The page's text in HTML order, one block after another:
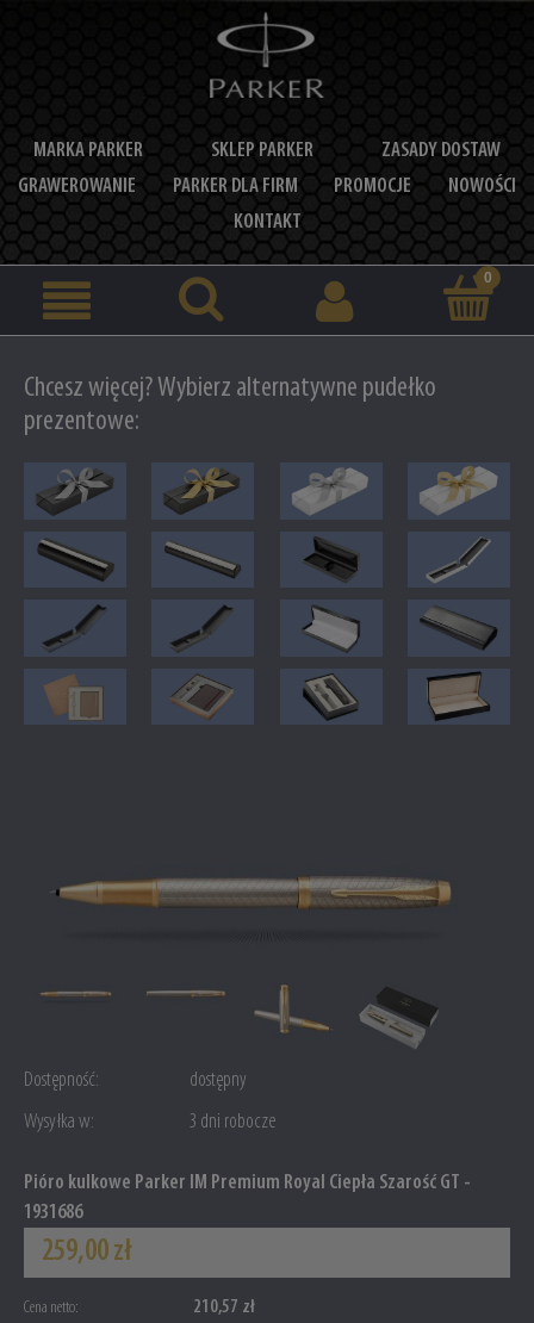
MARKA PARKER SKLEP PARKER
ZASADY DOSTAW
GRAWEROWANIE
PARKER DLA FIRM PROMOCJE
NOWOŚCI
KONTAKT
Chcesz więcej? Wybierz alternatywne pudełko
prezentowe:
Dostępność:
dostępny
Wysyłka w:
3 dni robocze
Pióro kulkowe Parker IM Premium Royal Ciepła Szarość GT -
1931686
259,00 zł
Cena netto: 210,57 zł